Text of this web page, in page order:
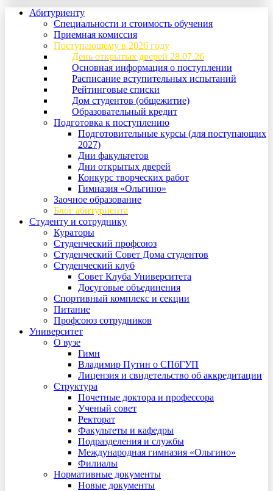
Абитуриенту
Специальности и стоимость обучения
Приемная комиссия
Поступающему в 2026 году
День открытых дверей 28.07.26
Основная информация о поступлении
Расписание вступительных испытаний
Рейтинговые списки
Дом студентов (общежитие)
Образовательный кредит
Подготовка к поступлению
Подготовительные курсы (для поступающих
2027)
Дни факультетов
Дни открытых дверей
Конкурс творческих работ
Гимназия «Ольгино»
Заочное образование
Блог абитуриента
Студенту и сотруднику
Кураторы
Студенческий профсоюз
Студенческий Совет Дома студентов
Студенческий клуб
Совет Клуба Университета
Досуговые объединения
Спортивный комплекс и секции
Питание
Профсоюз сотрудников
Университет
О вузе
Гимн
Владимир Путин о СПбГУП
Лицензия и свидетельство об аккредитации
Структура
Почетные доктора и профессора
Ученый совет
Ректорат
Факультеты и кафедры
Подразделения и службы
Международная гимназия «Ольгино»
Филиалы
Нормативные документы
Новые документы